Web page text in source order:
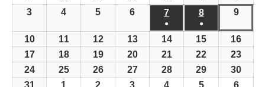
août
août
3
2026
4
2026
5
2026
6
2026
7
2026
●
(1
évènement)
88
2026
●
(1
évènement)
99
2026
1010
août
2026
11
2026
12
août
2026
1313
août
2026
1414
2026
15
2026
16
2026
1717
2026
1818
2026
1919
2026
2020
août
2026
21
2026
22
2026
23
2026
2424
2525
2626
2727
2828
29 30
31 1 2 3 4 55
66